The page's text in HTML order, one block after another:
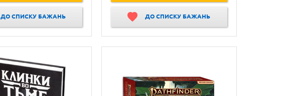
ДО СПИСКУ БАЖАНЬ ДО СПИСКУ БАЖАНЬ